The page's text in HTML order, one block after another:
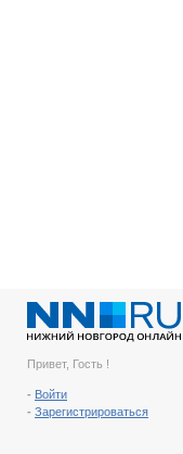
Привет, Гость !
- Войти
- Зарегистрироваться